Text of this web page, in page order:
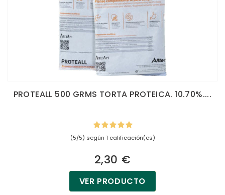
PROTEALL 500 GRMS TORTA PROTEICA. 10.70%....
(5/5) según 1 calificación(es)
2,30 €
VER PRODUCTO